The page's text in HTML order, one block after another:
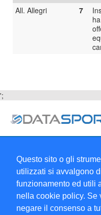
Questo sito o gli
utilizzati si avvalgono
funzionamento ed utili
nella cookie policy. Se
negare il consenso a
All. Allegri
7
';
Collabora con noi
Copyright 1995-2026 ©
Italia - P. IVA